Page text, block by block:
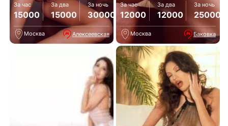
За час
15000
За два
15000
За ночь
30000
Москва Алексеевская
За час
12000
За два
12000
За ночь
25000
Москва Баковка